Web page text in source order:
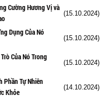
Cường Hương Vị và
(15.10.2024)
Dụng Của Nó
(15.10.2024)
Của Nó Trong
(15.10.2024)
Phần Tự Nhiên
Khỏe
(14.10.2024)